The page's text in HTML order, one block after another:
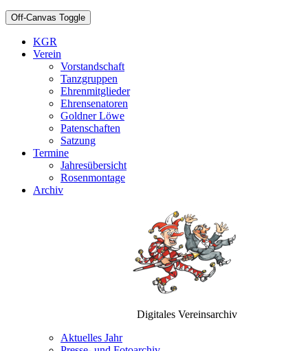
Off-Canvas Toggle
KGR
Verein
Vorstandschaft
Tanzgruppen
Ehrenmitglieder
Ehrensenatoren
Goldner Löwe
Patenschaften
Satzung
Termine
Jahresübersicht
Rosenmontage
Archiv
Digitales Vereinsarchiv
Aktuelles Jahr